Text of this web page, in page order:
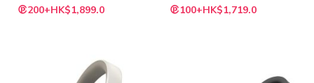
200+HK$1,899.0 100+HK$1,719.0